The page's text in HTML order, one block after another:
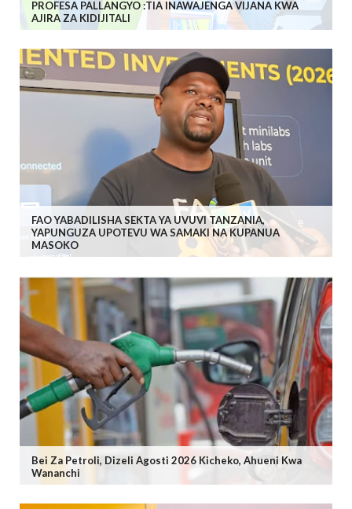
PROFESA PALLANGYO :TIA INAWAJENGA VIJANA KWA
AJIRA ZA KIDIJITALI
FAO YABADILISHA SEKTA YA UVUVI TANZANIA,
YAPUNGUZA UPOTEVU WA SAMAKI NA KUPANUA
MASOKO
Bei Za Petroli, Dizeli Agosti 2026 Kicheko, Ahueni Kwa
Wananchi